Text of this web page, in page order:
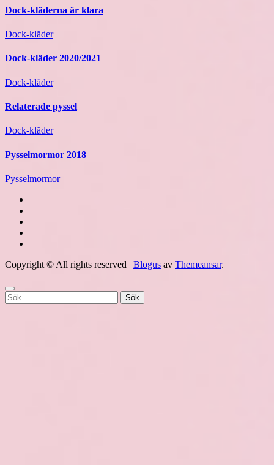
Dock-kläderna är klara
Dock-kläder
Dock-kläder 2020/2021
Dock-kläder
Relaterade pyssel
Dock-kläder
Pysselmormor 2018
Pysselmormor
Copyright © All rights reserved | Blogus av Themeansar.
Sök
efter: